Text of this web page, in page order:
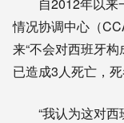
情况协调中心（
来“不会对西班牙
已造成3人死亡，
“我认为这对